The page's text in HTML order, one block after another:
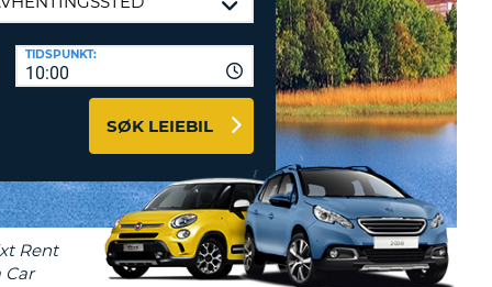
OG
HER
10:00
TIDSPUNKT:
SØK LEIEBIL